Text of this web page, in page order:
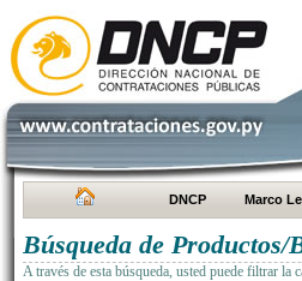
DNCP Marco
Búsqueda de
A través de esta búsqueda, usted puede filtrar la